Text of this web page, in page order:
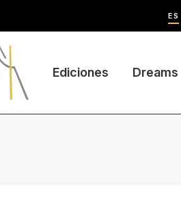
ES
Ediciones Dreams